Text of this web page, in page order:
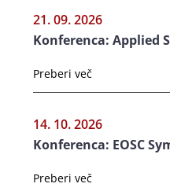
21. 09. 2026
Konferenca: Applied
Preberi več
14. 10. 2026
Konferenca: EOSC
Preberi več